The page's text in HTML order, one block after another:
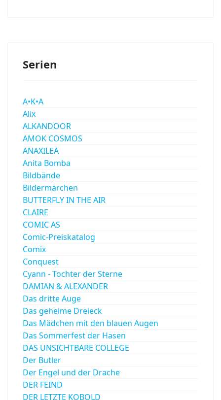
Serien
A•K•A
Alix
ALKANDOOR
AMOK COSMOS
ANAXILEA
Anita Bomba
Bildbände
Bildermärchen
BUTTERFLY IN THE AIR
CLAIRE
COMIC AS
Comic-Preiskatalog
Comix
Conquest
Cyann - Tochter der Sterne
DAMIAN & ALEXANDER
Das dritte Auge
Das geheime Dreieck
Das Mädchen mit den blauen Augen
Das Sommerfest der Hasen
DAS UNSICHTBARE COLLEGE
Der Butler
Der Engel und der Drache
DER FEIND
DER LETZTE KOBOLD